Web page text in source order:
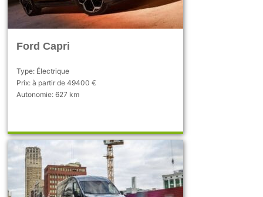
Ford Capri
Type: Électrique
Prix: à partir de 49400 €
Autonomie: 627 km